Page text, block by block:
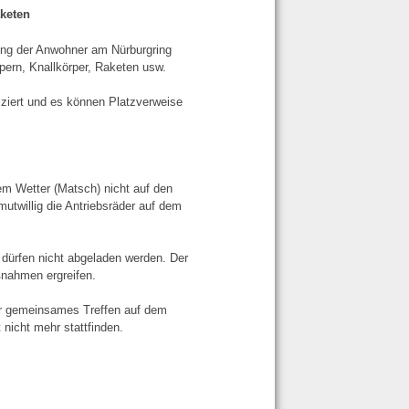
der Anwohner am Nürburgring
Knallkörper, Raketen usw.
und es können Platzverweise
Wetter (Matsch) nicht auf den
die Antriebsräder auf dem
nicht abgeladen werden. Der
ergreifen.
Treffen auf dem
nicht mehr stattfinden.